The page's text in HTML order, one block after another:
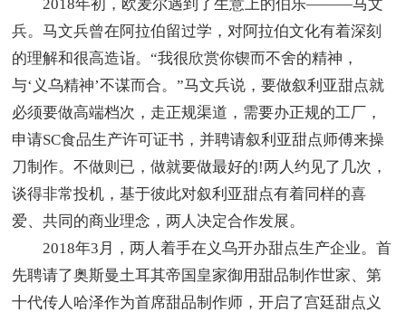
2018年初，欧麦尔遇到了生意上的伯乐———马文
兵。马文兵曾在阿拉伯留过学，对阿拉伯文化有着深刻
的理解和很高造诣。“我很欣赏你锲而不舍的精神，
与‘义乌精神’不谋而合。”马文兵说，要做叙利亚甜点就
必须要做高端档次，走正规渠道，需要办正规的工厂，
申请SC食品生产许可证书，并聘请叙利亚甜点师傅来操
刀制作。不做则已，做就要做最好的!两人约见了几次，
谈得非常投机，基于彼此对叙利亚甜点有着同样的喜
爱、共同的商业理念，两人决定合作发展。
2018年3月，两人着手在义乌开办甜点生产企业。首
先聘请了奥斯曼土耳其帝国皇家御用甜品制作世家、第
十代传人哈泽作为首席甜品制作师，开启了宫廷甜点义